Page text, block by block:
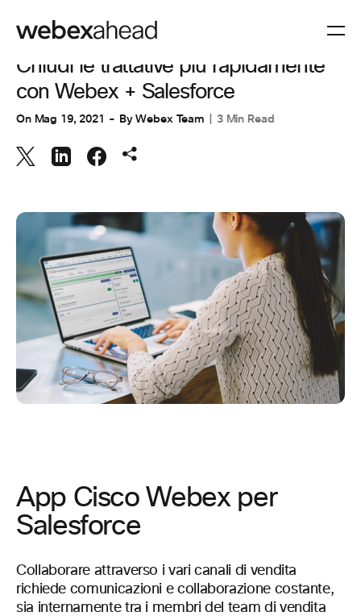
VIDEOCONFERENZE
Chiudi le trattative più rapidamente
con Webex + Salesforce
On Mag 19, 2021 ByWebex Team 3 Min Read
App Cisco Webex per
Salesforce
Collaborare attraverso i vari canali di vendita
richiede comunicazioni e collaborazione costante,
sia internamente tra i membri del team di vendita